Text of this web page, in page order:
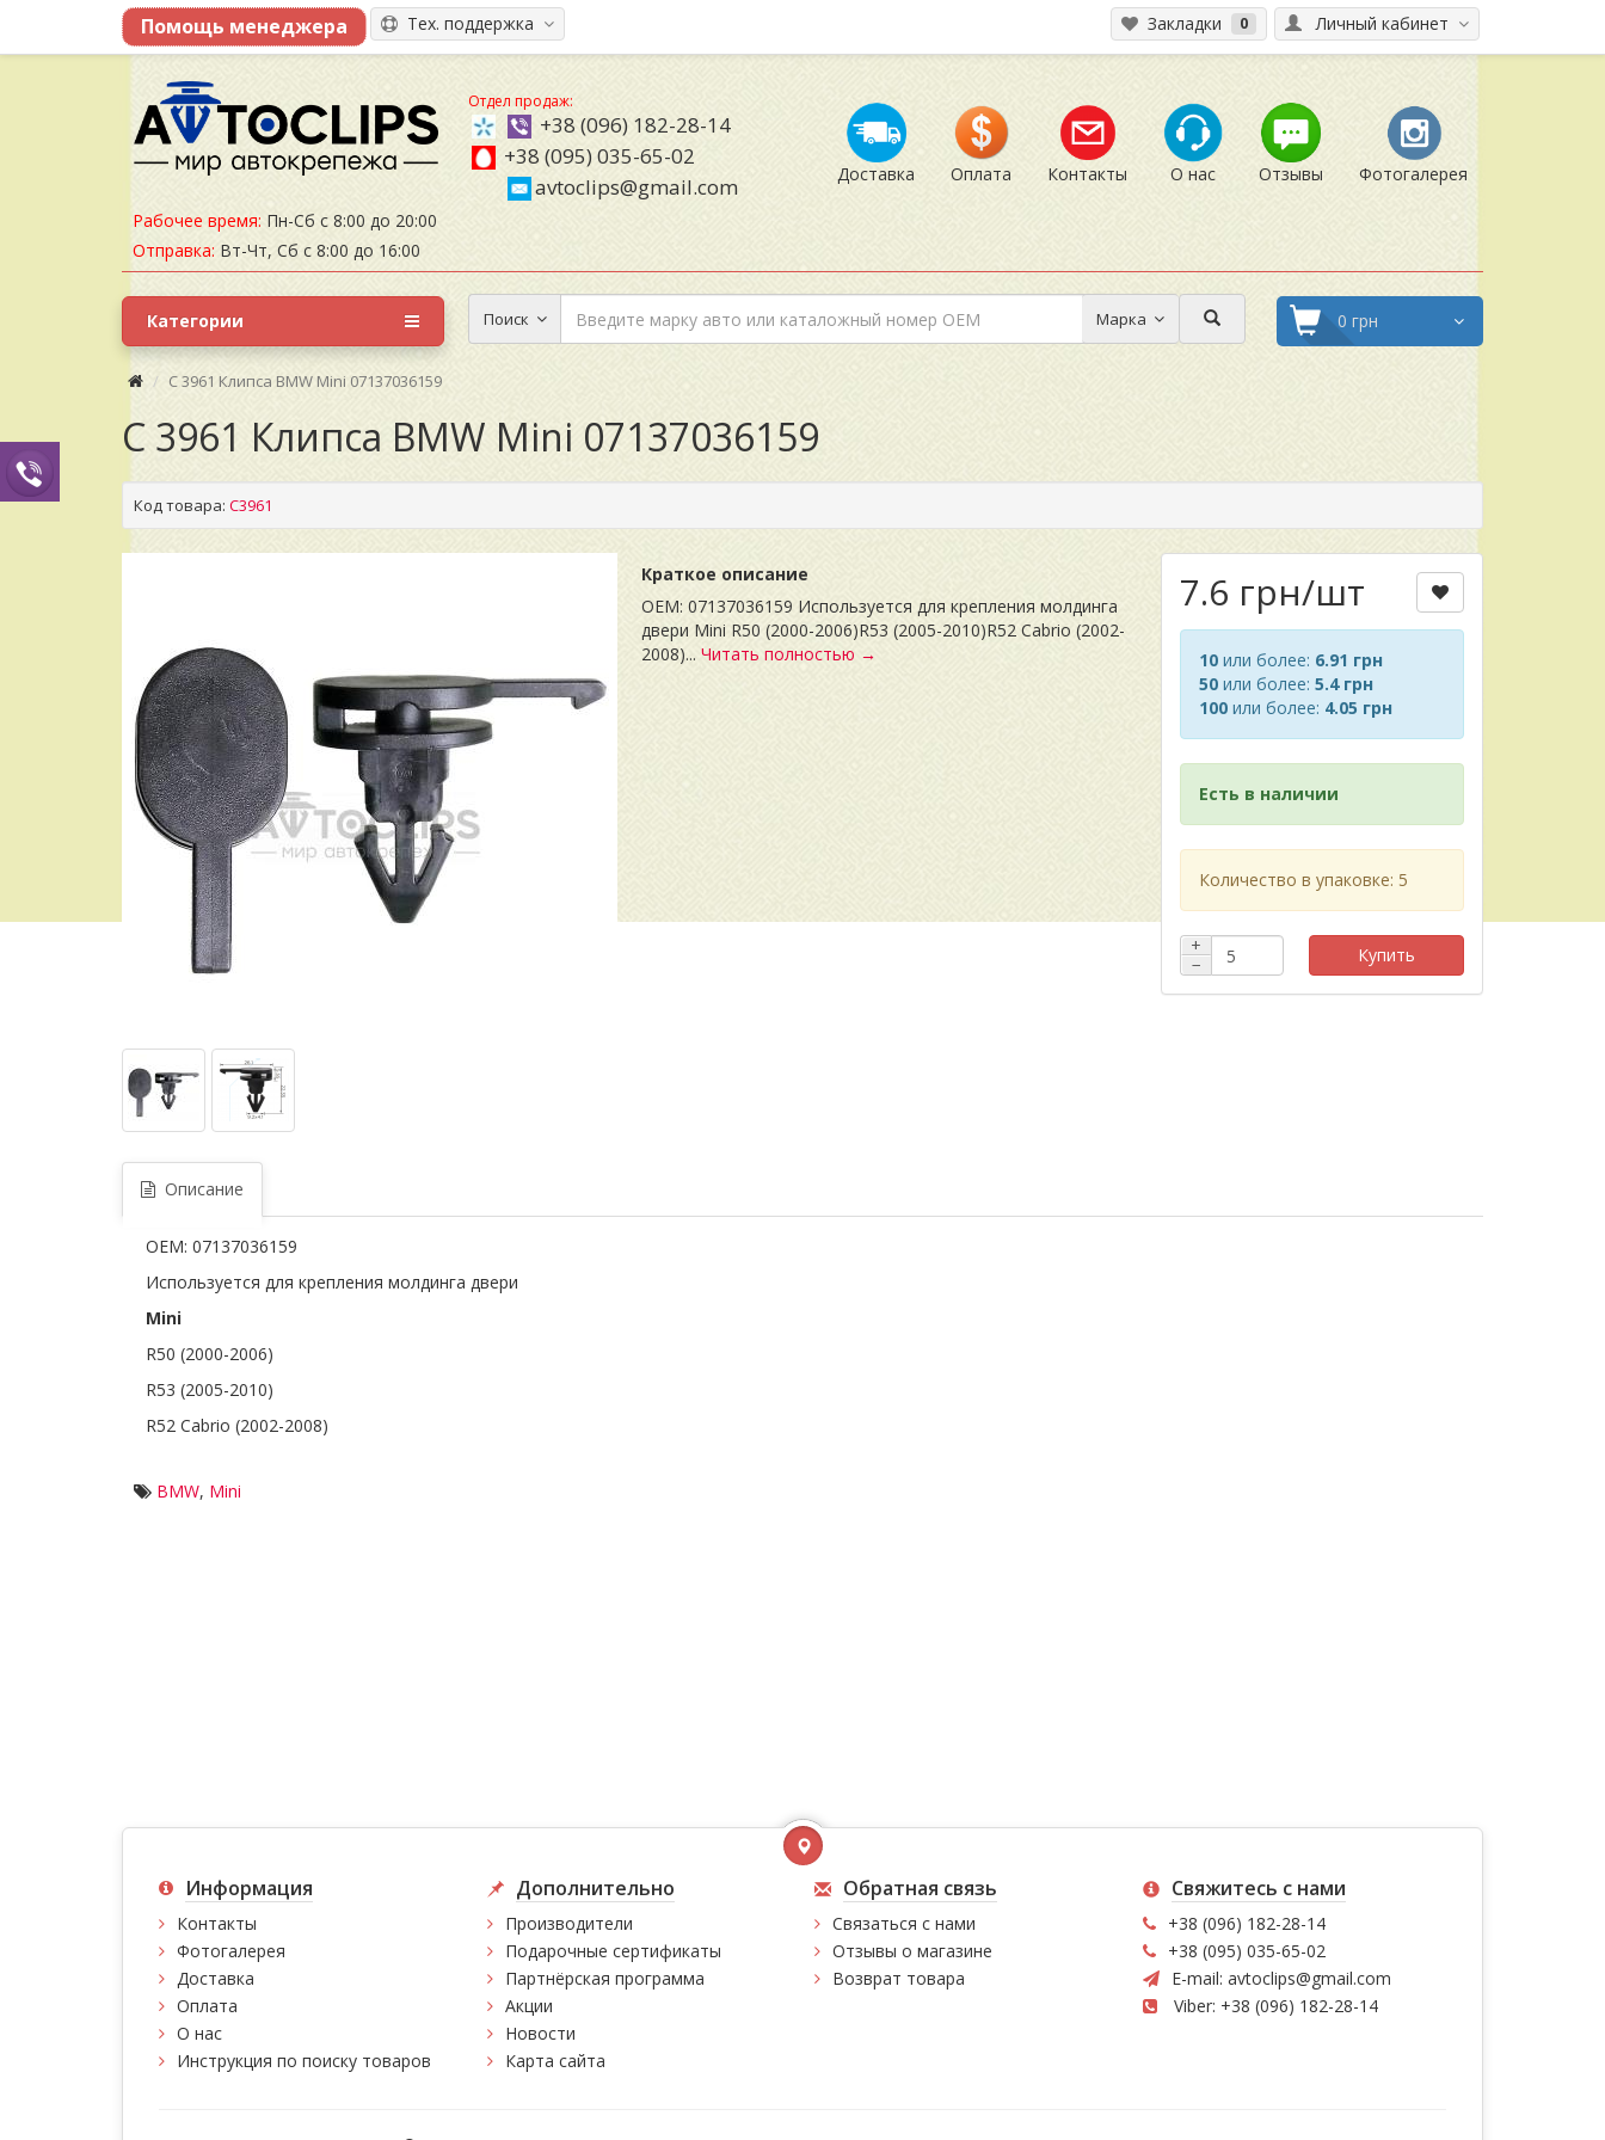
Личный кабинет
Тех. поддержка Закладки 0
Рабочее время: Пн-Сб с 8:00 до 20:00
Отправка: Вт-Чт, Сб с 8:00 до 16:00
Отдел продаж:
+38 (096) 182-28-14
+38 (095) 035-65-02
avtoclips@gmail.com
Доставка Оплата Контакты О нас Отзывы Фотогалерея
Поиск Марка 0 грн
Категории
C 3961 Клипса BMW Mini 07137036159
C 3961 Клипса BMW Mini 07137036159
Код товара: C3961
Краткое описание
OEM: 07137036159 Используется для крепления молдинга
двери Mini R50 (2000-2006)R53 (2005-2010)R52 Cabrio (2002-
2008)... Читать полностью →
7.6 грн/шт
10 или более: 6.91 грн
50 или более: 5.4 грн
100 или более: 4.05 грн
Есть в наличии
Количество в упаковке: 5
+
−
Купить
Описание
OEM: 07137036159
Используется для крепления молдинга двери
Mini
R50 (2000-2006)
R53 (2005-2010)
R52 Cabrio (2002-2008)
BMW, Mini
Информация
Контакты
Фотогалерея
Доставка
Оплата
О нас
Инструкция по поиску товаров
Дополнительно
Производители
Подарочные сертификаты
Партнёрская программа
Акции
Новости
Карта сайта
Обратная связь
Связаться с нами
Отзывы о магазине
Возврат товара
Свяжитесь с нами
+38 (096) 182-28-14
+38 (095) 035-65-02
E-mail: avtoclips@gmail.com
Viber: +38 (096) 182-28-14